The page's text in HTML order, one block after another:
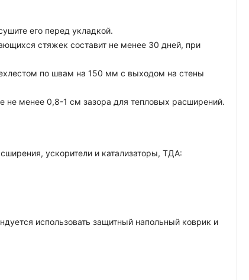
его перед укладкой.
стяжек составит не менее 30 дней, при
по швам на 150 мм с выходом на стены
менее 0,8-1 см зазора для тепловых расширений.
ускорители и катализаторы, ТДА:
использовать защитный напольный коврик и